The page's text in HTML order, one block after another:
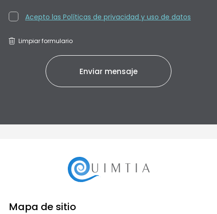
Acepto las Políticas de privacidad y uso de datos
Limpiar formulario
Mapa de sitio